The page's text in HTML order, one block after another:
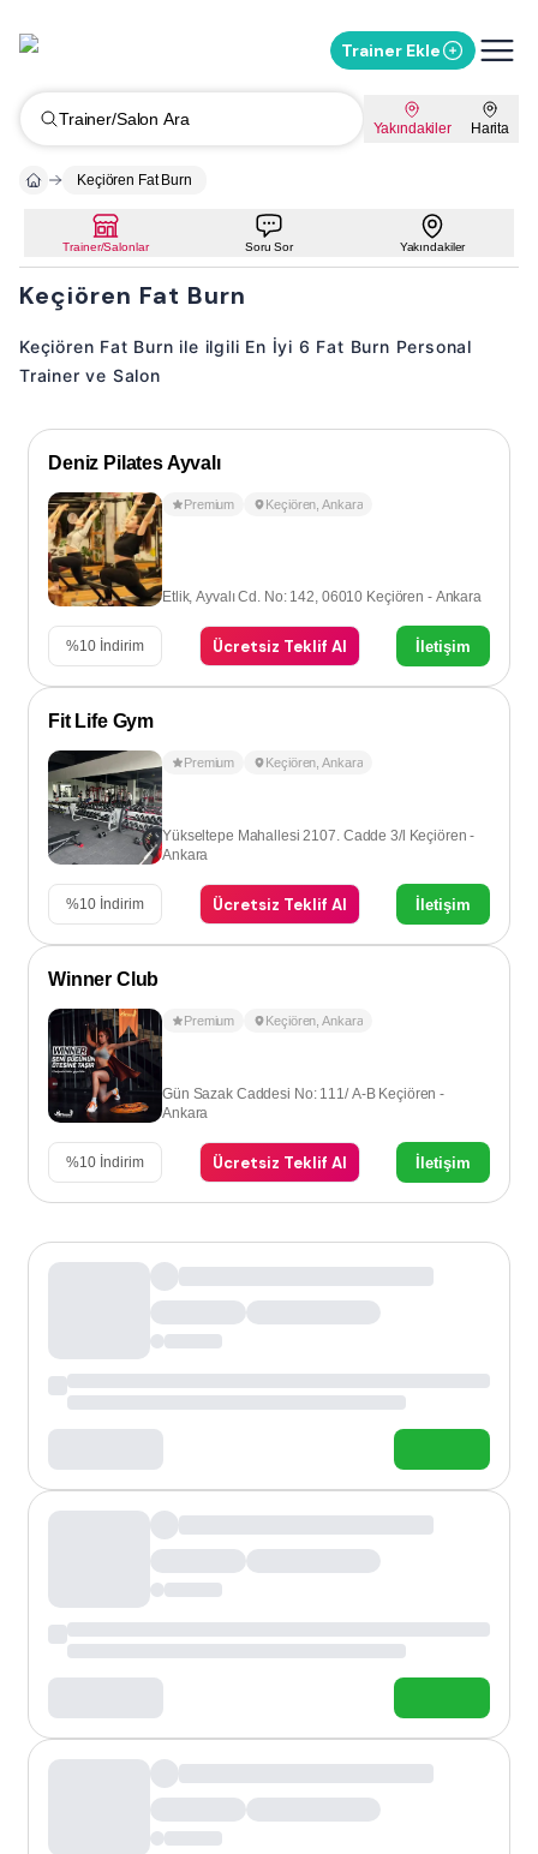
Trainer Ekle
Trainer/Salon Ara Yakındakiler Harita
Keçiören Fat Burn
Trainer/Salonlar Soru Sor Yakındakiler
Keçiören Fat Burn
Keçiören Fat Burn ile ilgili En İyi 6 Fat Burn Personal
Trainer ve Salon
Deniz Pilates Ayvalı
Premium Keçiören ,Ankara
Etlik, Ayvalı Cd. No: 142, 06010 Keçiören - Ankara
%10 İndirim Ücretsiz Teklif Al İletişim
Fit Life Gym
Premium Keçiören ,Ankara
Yükseltepe Mahallesi 2107. Cadde 3/l Keçiören -
Ankara
%10 İndirim Ücretsiz Teklif Al İletişim
Winner Club
Premium Keçiören ,Ankara
Gün Sazak Caddesi No: 111/ A-B Keçiören -
Ankara
%10 İndirim Ücretsiz Teklif Al İletişim